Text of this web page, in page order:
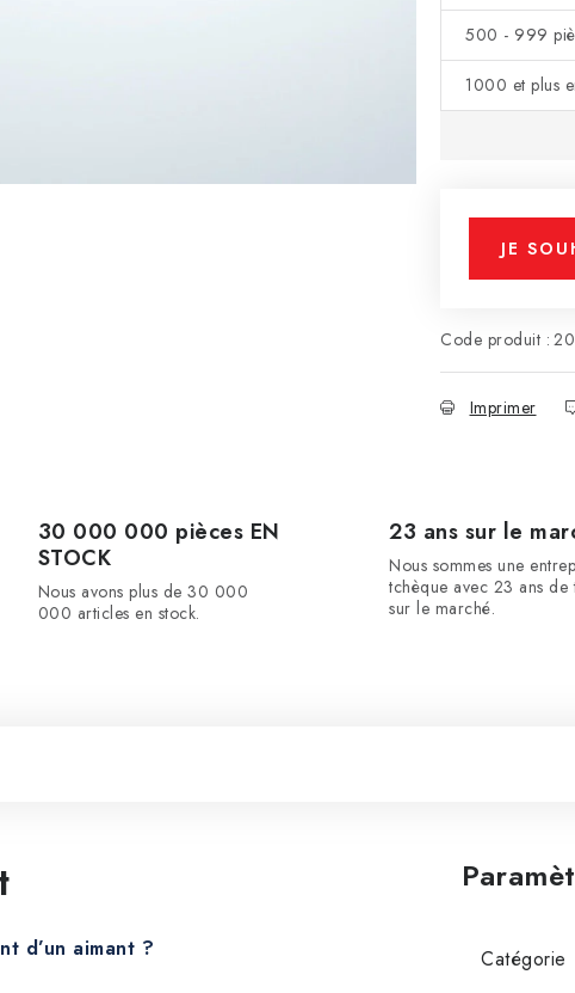
500 - 999
1000 et plus
JE
Code produit :
Imprimer
30 000 000 pièces EN
STOCK
Nous avons plus de 30 000
000 articles en stock.
23 ans sur le
Nous sommes une
tchèque avec 23 ans de
sur le marché.
d’un aimant ? Catégorie